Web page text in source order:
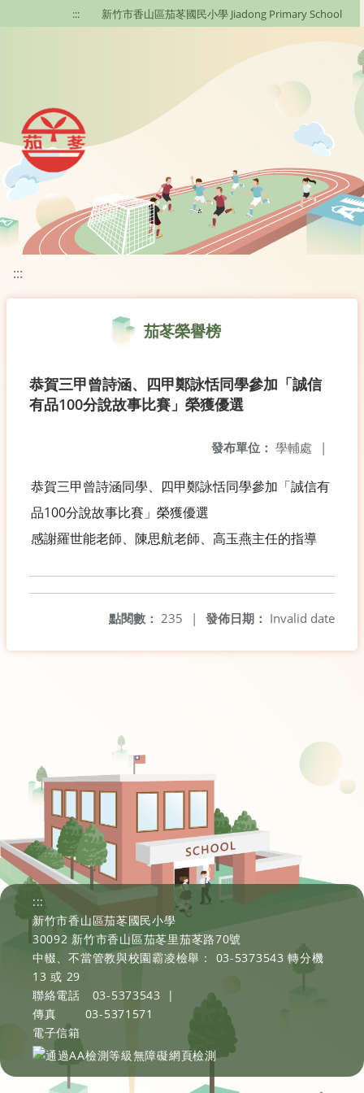
移至網頁之主要內容區位置
::: 新竹市香山區茄苳國民小學 Jiadong Primary School
:::
茄苳榮譽榜
恭賀三甲曾詩涵、四甲鄭詠恬同學參加「誠信
有品100分說故事比賽」榮獲優選
發布單位： 學輔處 |
恭賀三甲曾詩涵同學、四甲鄭詠恬同學參加「誠信有
品100分說故事比賽」榮獲優選
感謝羅世能老師、陳思航老師、高玉燕主任的指導
發佈日期： Invalid date
點閱數： 235 |
:::
新竹市香山區茄苳國民小學
30092 新竹市香山區茄苳里茄苳路70號
中輟、不當管教與校園霸凌檢舉： 03-5373543 轉分機
13 或 29
聯絡電話
03-5373543
|
傳真
03-5371571
電子信箱